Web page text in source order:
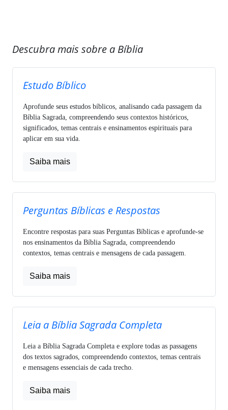
Descubra mais sobre a Bíblia
Estudo Bíblico
Aprofunde seus estudos bíblicos, analisando cada passagem da
Bíblia Sagrada, compreendendo seus contextos históricos,
significados, temas centrais e ensinamentos espirituais para
aplicar em sua vida.
Saiba mais
Perguntas Bíblicas e Respostas
Encontre respostas para suas Perguntas Bíblicas e aprofunde-se
nos ensinamentos da Bíblia Sagrada, compreendendo
contextos, temas centrais e mensagens de cada passagem.
Saiba mais
Leia a Bíblia Sagrada Completa
Leia a Bíblia Sagrada Completa e explore todas as passagens
dos textos sagrados, compreendendo contextos, temas centrais
e mensagens essenciais de cada trecho.
Saiba mais